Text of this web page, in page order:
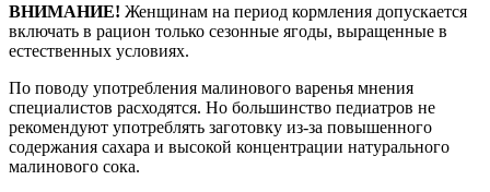
ВНИМАНИЕ! Женщинам на период кормления допускается
включать в рацион только сезонные ягоды, выращенные в
естественных условиях.
По поводу употребления малинового варенья мнения
специалистов расходятся. Но большинство педиатров не
рекомендуют употреблять заготовку из-за повышенного
содержания сахара и высокой концентрации натурального
малинового сока.